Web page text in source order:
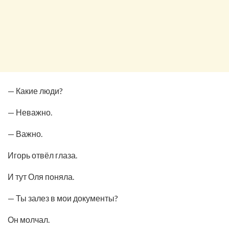
— Какие люди?
— Неважно.
— Важно.
Игорь отвёл глаза.
И тут Оля поняла.
— Ты залез в мои документы?
Он молчал.